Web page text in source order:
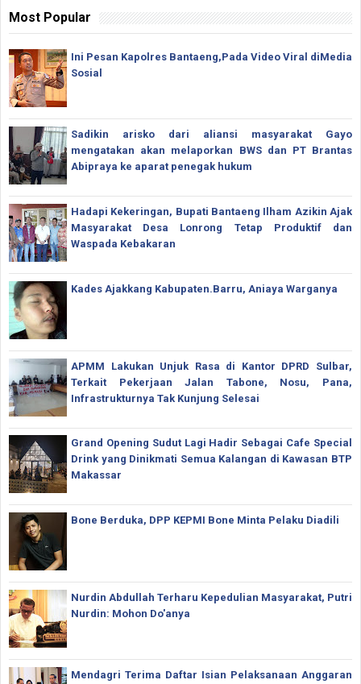
Most Popular
Ini Pesan Kapolres Bantaeng,Pada Video Viral diMedia
Sosial
Sadikin arisko dari aliansi masyarakat Gayo
mengatakan akan melaporkan BWS dan PT Brantas
Abipraya ke aparat penegak hukum
Hadapi Kekeringan, Bupati Bantaeng Ilham Azikin Ajak
Masyarakat Desa Lonrong Tetap Produktif dan
Waspada Kebakaran
Kades Ajakkang Kabupaten.Barru, Aniaya Warganya
APMM Lakukan Unjuk Rasa di Kantor DPRD Sulbar,
Terkait Pekerjaan Jalan Tabone, Nosu, Pana,
Infrastrukturnya Tak Kunjung Selesai
Grand Opening Sudut Lagi Hadir Sebagai Cafe Special
Drink yang Dinikmati Semua Kalangan di Kawasan BTP
Makassar
Bone Berduka, DPP KEPMI Bone Minta Pelaku Diadili
Nurdin Abdullah Terharu Kepedulian Masyarakat, Putri
Nurdin: Mohon Do'anya
Mendagri Terima Daftar Isian Pelaksanaan Anggaran